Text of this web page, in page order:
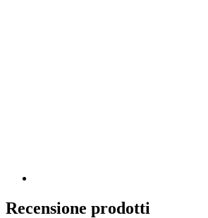
Recensione prodotti